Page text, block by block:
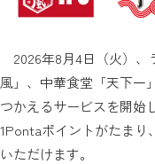
2026年8月4日（火）、
風」、中華食堂「天下一
つかえるサービスを開始
1Pontaポイントがたまり
いただけます。